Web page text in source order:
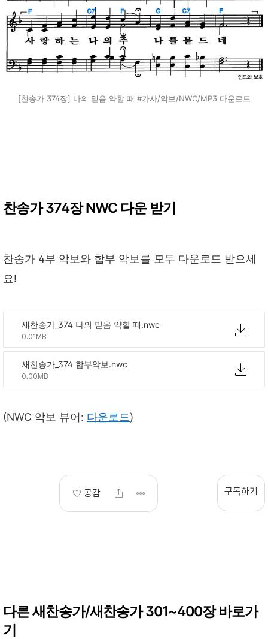
[찬송가 374장] 나의 믿음 약할 때 #가사/악보/NWC/MP3 다운로드
찬송가 374장 NWC 다운 받기
찬송가 4부 악보와 합부 악보를 모두 다운로드 받으세
요!
새찬송가_374 나의 믿음 약할 때.nwc
0.01MB
새찬송가_374 합부악보.nwc
0.00MB
(NWC 악보 뷰어: 다운로드)
공감 구독하기
다른 새찬송가/새찬송가 301~400장 바로가
기